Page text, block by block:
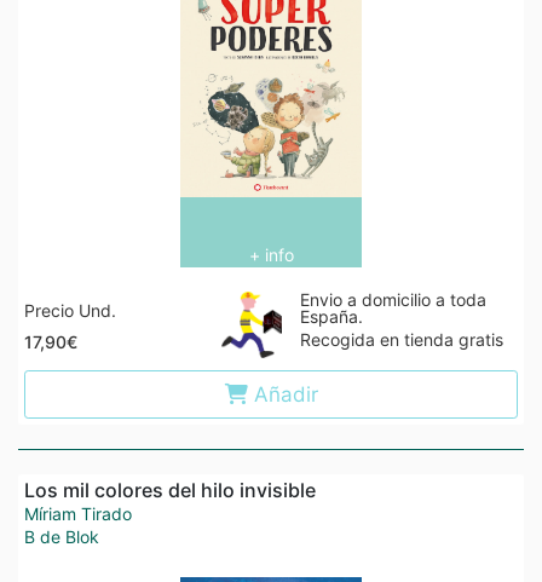
+ info
Precio Und.
17,90€
Envio a domicilio a toda
España.
Recogida en tienda gratis
Añadir
Los mil colores del hilo invisible
Míriam Tirado
B de Blok